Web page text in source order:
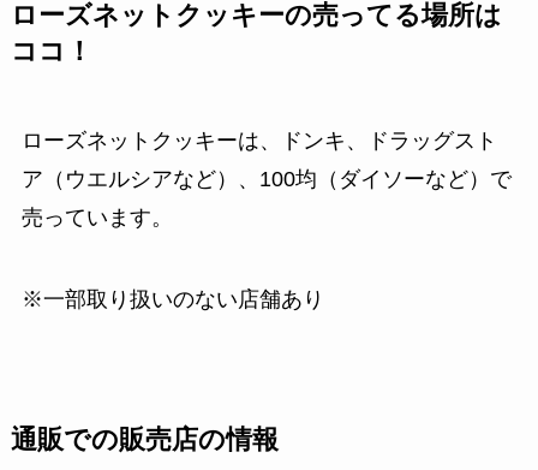
ローズネットクッキーの売ってる場所は
ココ！
ローズネットクッキーは、ドンキ、ドラッグスト
ア（ウエルシアなど）、100均（ダイソーなど）で
売っています。
※一部取り扱いのない店舗あり
通販での販売店の情報